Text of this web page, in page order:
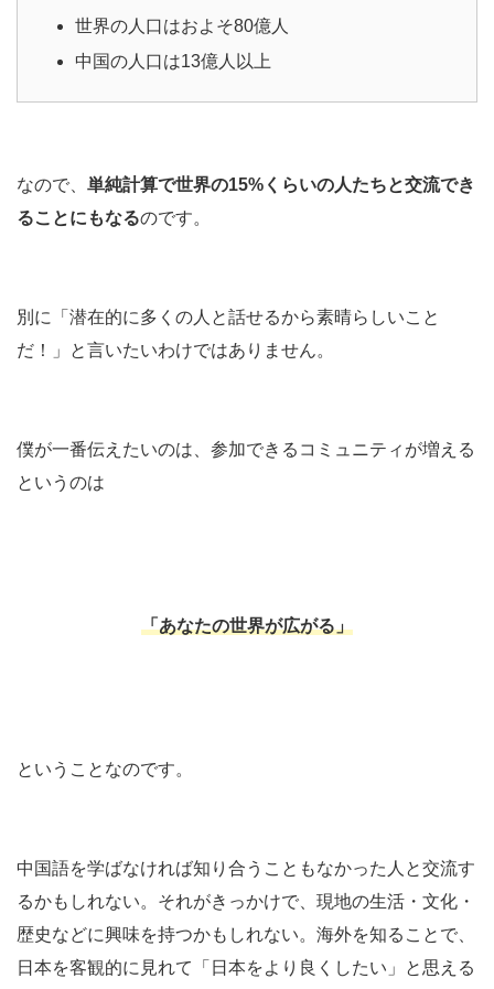
世界の人口はおよそ80億人
中国の人口は13億人以上
なので、 単純計算で世界の15%くらいの人たちと交流でき
ることにもなるのです。
別に「潜在的に多くの人と話せるから素晴らしいこと
だ！」と言いたいわけではありません。
僕が一番伝えたいのは、参加できるコミュニティが増える
というのは
「あなたの世界が広がる」
ということなのです。
中国語を学ばなければ知り合うこともなかった人と交流す
るかもしれない。それがきっかけで、現地の生活・文化・
歴史などに興味を持つかもしれない。海外を知ることで、
日本を客観的に見れて「日本をより良くしたい」と思える